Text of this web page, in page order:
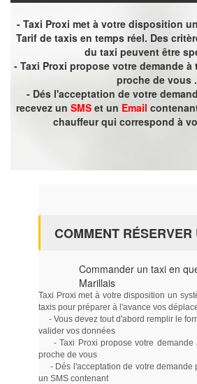
- Taxi Proxi met à votre disposition
Tarif de taxis en temps réel. Des
du taxi peuvent être
- Taxi Proxi propose votre demande
proche de vous .
- Dés l'acceptation de votre
recevez un SMSet un Email
chauffeur qui correspond à
COMMENT RÉSERVER
Commander un taxi en
Marillais
Taxi Proxi met à votre disposition un
taxis pour préparer à l'avance vos
- Vous devez tout d'abord remplir le
valider vos données
- Taxi Proxi propose votre demande
proche de vous
- Dés l'acceptation de votre demande
un SMS contenant